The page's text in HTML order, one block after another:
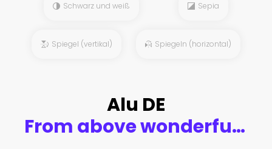
Schwarz und weiß Sepia
Spiegel (vertikal) Spiegeln (horizontal)
Alu DE
From above wonderful landscape of medieval castle built over city in misty colorful sunrise